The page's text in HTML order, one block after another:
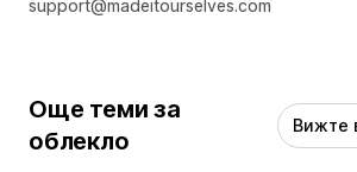
support@madeitourselves.com
Още теми за
облекло
Вижте